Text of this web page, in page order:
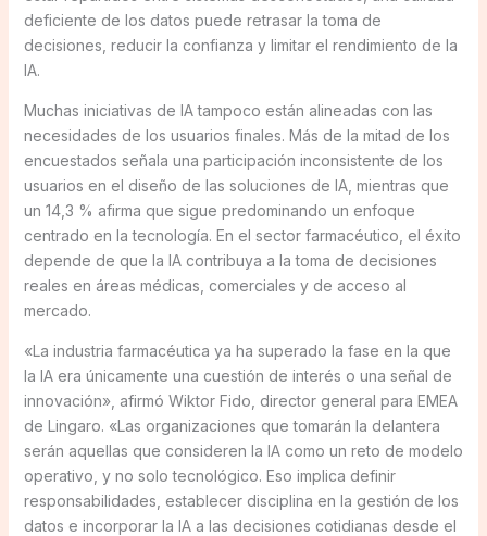
deficiente de los datos puede retrasar la toma de
decisiones, reducir la confianza y limitar el rendimiento de la
IA.
Muchas iniciativas de IA tampoco están alineadas con las
necesidades de los usuarios finales. Más de la mitad de los
encuestados señala una participación inconsistente de los
usuarios en el diseño de las soluciones de IA, mientras que
un 14,3 % afirma que sigue predominando un enfoque
centrado en la tecnología. En el sector farmacéutico, el éxito
depende de que la IA contribuya a la toma de decisiones
reales en áreas médicas, comerciales y de acceso al
mercado.
«La industria farmacéutica ya ha superado la fase en la que
la IA era únicamente una cuestión de interés o una señal de
innovación», afirmó Wiktor Fido, director general para EMEA
de Lingaro. «Las organizaciones que tomarán la delantera
serán aquellas que consideren la IA como un reto de modelo
operativo, y no solo tecnológico. Eso implica definir
responsabilidades, establecer disciplina en la gestión de los
datos e incorporar la IA a las decisiones cotidianas desde el